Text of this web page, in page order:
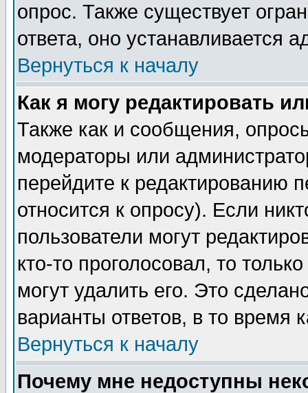
опрос. Также существует
ответа, оно устанавливается
Вернуться к началу
Как я могу редактировать
Также как и сообщения,
модераторы или
перейдите к редактированию
относится к опросу). Если
пользователи могут
кто-то проголосовал, то
могут удалить его. Это
варианты ответов, в то время
Вернуться к началу
Почему мне недоступны